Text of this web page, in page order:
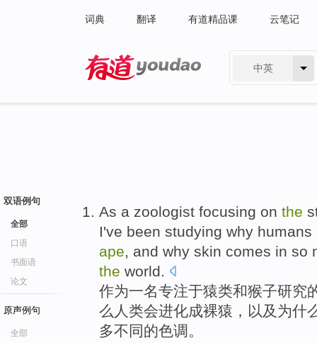
词典 翻译 有道精品课 云笔记
中英
双语例句
全部
口语
书面语
论文
原声例句
全部
As a zoologist focusing on the
I've been studying why humans
ape, and why skin comes in so
the world.
作为一名专注于猿类和猴子研究
么 人类会进化成裸猿 ， 以及 为什
多不同的色调 。